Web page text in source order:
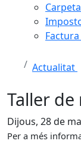
Actualitat
Taller
Dijous, 28 de
Per a més